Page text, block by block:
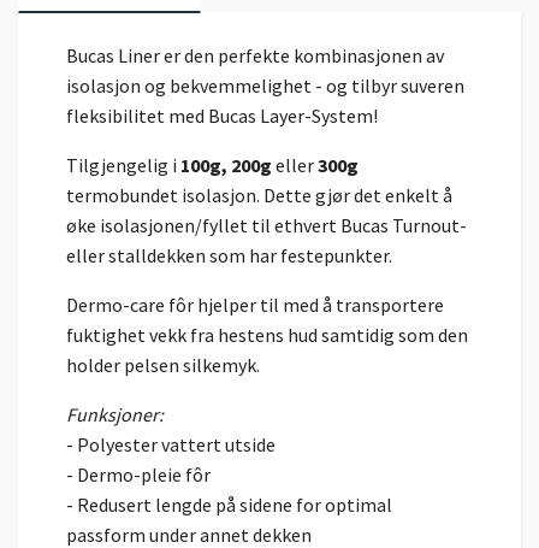
Bucas Liner er den perfekte kombinasjonen av
isolasjon og bekvemmelighet - og tilbyr suveren
fleksibilitet med Bucas Layer-System!
Tilgjengelig i 100g, 200g eller300g
termobundet isolasjon. Dette gjør det enkelt å
øke isolasjonen/fyllet til ethvert Bucas Turnout-
eller stalldekken som har festepunkter.
Dermo-care fôr hjelper til med å transportere
fuktighet vekk fra hestens hud samtidig som den
holder pelsen silkemyk.
Funksjoner:
- Polyester vattert utside
- Dermo-pleie fôr
- Redusert lengde på sidene for optimal
passform under annet dekken